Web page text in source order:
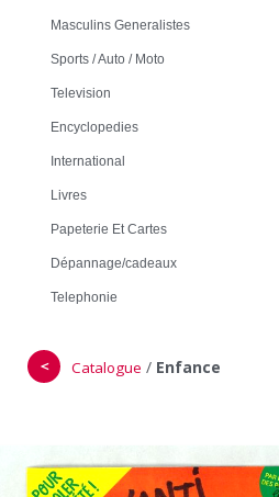
Masculins Generalistes
Sports / Auto / Moto
Television
Encyclopedies
International
Livres
Papeterie Et Cartes
Dépannage/cadeaux
Telephonie
＜ Catalogue / Enfance